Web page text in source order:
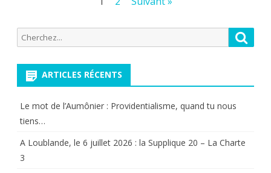
COEUR
publications
Recherche
pour:
ARTICLES RÉCENTS
Le mot de l’Aumônier : Providentialisme, quand tu nous
tiens…
A Loublande, le 6 juillet 2026 : la Supplique 20 – La Charte
3